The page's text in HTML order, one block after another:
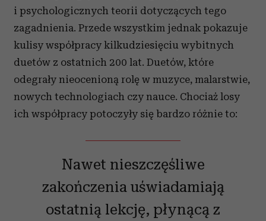
i psychologicznych teorii dotyczących tego
zagadnienia. Przede wszystkim jednak pokazuje
kulisy współpracy kilkudziesięciu wybitnych
duetów z ostatnich 200 lat. Duetów, które
odegrały nieocenioną rolę w muzyce, malarstwie,
nowych technologiach czy nauce. Chociaż losy
ich współpracy potoczyły się bardzo różnie to:
Nawet nieszczęśliwe
zakończenia uświadamiają
ostatnią lekcję, płynącą z